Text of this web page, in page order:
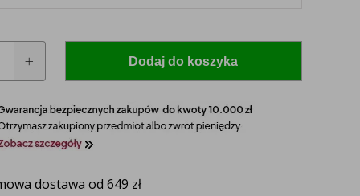
Dodaj do koszyka
dostawa od 649 zł